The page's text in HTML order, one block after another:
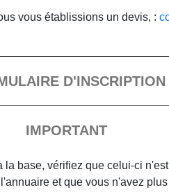
vous établissions un devis, :
D'INSCRIPTION
IMPORTANT
la base, vérifiez que celui-ci
et que vous n'avez